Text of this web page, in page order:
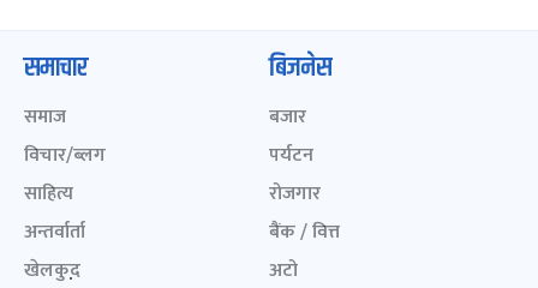
समाचार
समाज
विचार/ब्लग
साहित्य
अन्तर्वार्ता
खेलकुद़़
बिजनेस
बजार
पर्यटन
रोजगार
बैंक / वित्त
अटो